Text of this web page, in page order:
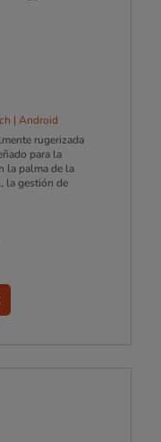
| Android
rugerizada
para la
la palma de la
la gestión de